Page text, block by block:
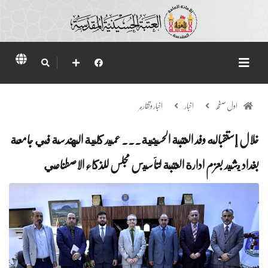
اول صفحہ اخبار اخبار وتقارير
خلال إستقباله وفد العتبة الحسينية... عميد كلية الهندسة في جامعة
بغداد يشيد بعزم ادارة العتبة لتأسيس مجلس للذكاء الاصطناعي